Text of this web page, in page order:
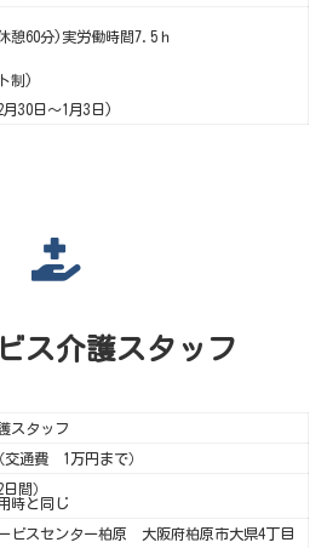
憩60分)実労働時間7.5ｈ
制)
30日～1月3日)
ス介護スタッフ
スタッフ
交通費 1万円まで）
間）
時と同じ
ビスセンター柏原 大阪府柏原市大県4丁目